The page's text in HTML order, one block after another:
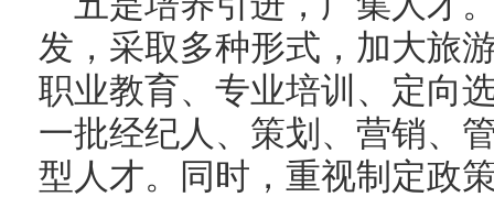
发，采取多种形式，加大旅
职业教育、专业培训、定向
一批经纪人、策划、营销、
型人才。同时，重视制定政